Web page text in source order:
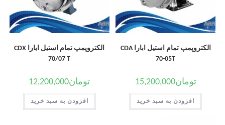
الکتروپمپ تمام استیل ابارا CDA
70-05T
تومان15,200,000
افزودن به سبد خرید
الکتروپمپ تمام استیل ابارا CDX
70/07 T
تومان12,200,000
افزودن به سبد خرید